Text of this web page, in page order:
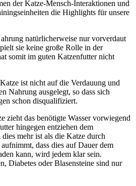
der Katze-Mensch-Interaktionen und
die Highlights für unsere
natürlicherweise nur vorverdaut
sie keine große Rolle in der
somit im guten Katzenfutter nicht
ist nicht auf die Verdauung und
Nahrung ausgelegt, so dass sich
schon disqualifiziert.
zieht das benötigte Wasser vorwiegend
hingegen entziehen dem
mehr ist als die Katze durch
dass dies auf Dauer dem
kann, wird jedem klar sein.
Diabetes oder Blasensteine sind nur